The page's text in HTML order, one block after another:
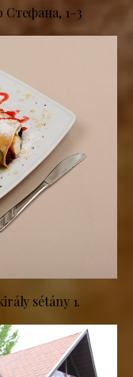
Стефана, 1–3
sétány 1.